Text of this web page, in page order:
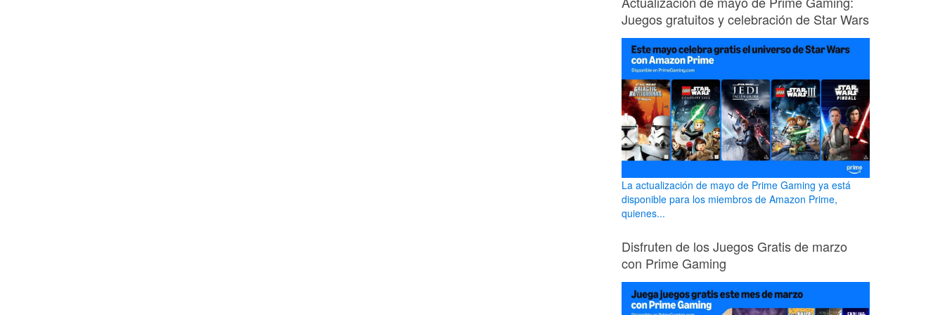
Juegos gratuitos y celebración de Star Wars
La actualización de mayo de Prime Gaming ya está
disponible para los miembros de Amazon Prime,
quienes...
Disfruten de los Juegos Gratis de marzo
con Prime Gaming